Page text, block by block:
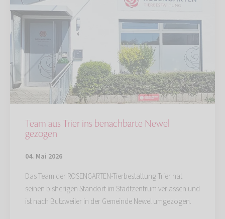
Team aus Trier ins benachbarte Newel
gezogen
04. Mai 2026
Das Team der ROSENGARTEN-Tierbestattung Trier hat
seinen bisherigen Standort im Stadtzentrum verlassen und
ist nach Butzweiler in der Gemeinde Newel umgezogen.